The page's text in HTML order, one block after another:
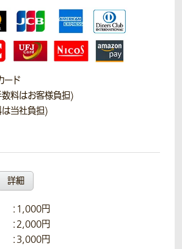
ード
料はお客様負担)
当社負担)
詳細
：1,000円
：2,000円
：3,000円